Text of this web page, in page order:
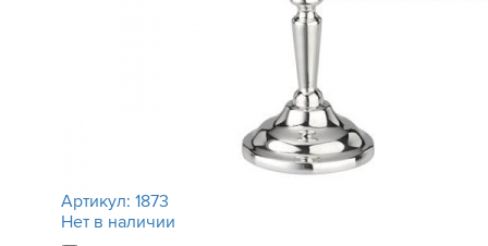
Артикул: 1873
Нет в наличии